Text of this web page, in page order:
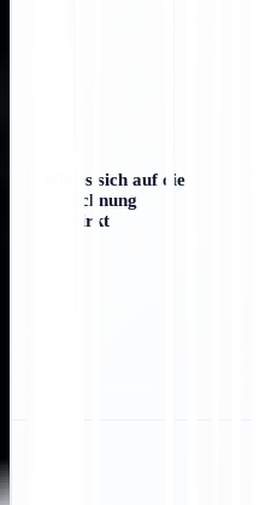
Wie es sich auf die
Abrechnung
auswirkt